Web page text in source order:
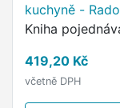
kuchyně -
Kniha
419,20 Kč
včetně DPH